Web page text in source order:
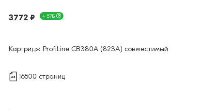
3772 ₽ + 57Б
Картридж ProfiLine CB380A (823A) совместимый
16500 страниц